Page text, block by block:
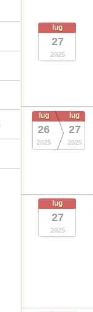
lug
27
2025
lug
26
2025
lug
27
2025
lug
27
2025